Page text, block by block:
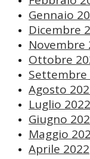
Gennaio
Dicembre
Novembre
Ottobre
Settembre
Agosto
Luglio 2022
Giugno
Maggio
Aprile 2022